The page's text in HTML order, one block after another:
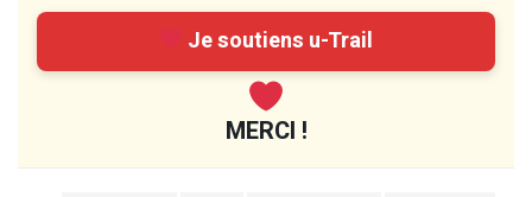
Je soutiens u-Trail
MERCI !